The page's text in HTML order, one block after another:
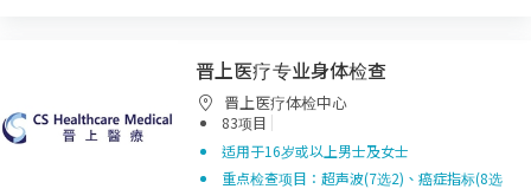
晋上医疗专业身体检查
晋上医疗体检中心
83项目 |
适用于16岁或以上男士及女士
重点检查项目：超声波(7选2)、癌症指标(8选